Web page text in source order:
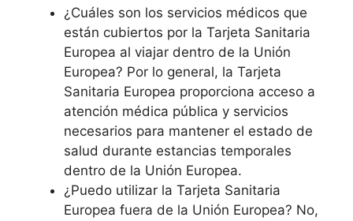
¿Cuáles son los servicios médicos que
están cubiertos por la Tarjeta Sanitaria
Europea al viajar dentro de la Unión
Europea? Por lo general, la Tarjeta
Sanitaria Europea proporciona acceso a
atención médica pública y servicios
necesarios para mantener el estado de
salud durante estancias temporales
dentro de la Unión Europea.
¿Puedo utilizar la Tarjeta Sanitaria
Europea fuera de la Unión Europea? No,